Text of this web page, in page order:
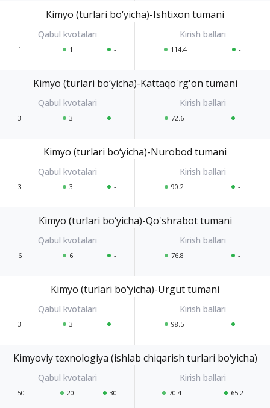
Kimyo (turlari bo‘yicha)-Ishtixon tumani
1 1 - 114.4 -
Kimyo (turlari bo‘yicha)-Kattaqo'rg'on tumani
3 3 - 72.6 -
Kimyo (turlari bo‘yicha)-Nurobod tumani
3 3 - 90.2 -
Kimyo (turlari bo‘yicha)-Qo'shrabot tumani
6 6 - 76.8 -
Kimyo (turlari bo‘yicha)-Urgut tumani
3 3 - 98.5 -
Kimyoviy texnologiya (ishlab chiqarish turlari bo‘yicha)
50 20 30 70.4 65.2